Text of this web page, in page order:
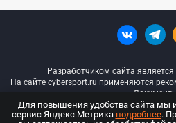
Разработчиком сайта
На сайте cybersport.ru применяются
© ООО «Киберспорт.ру» —
Для повышения удобства сайта мы
сервис Яндекс.Метрика подробнее.